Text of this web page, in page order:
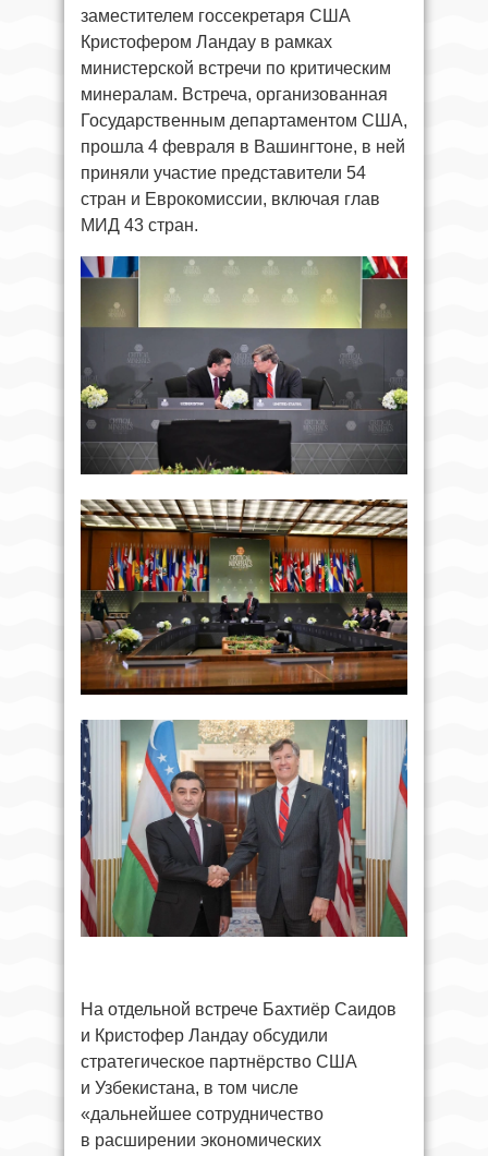
заместителем госсекретаря США
Кристофером Ландау в рамках
министерской встречи по критическим
минералам. Встреча, организованная
Государственным департаментом США,
прошла 4 февраля в Вашингтоне, в ней
приняли участие представители 54
стран и Еврокомиссии, включая глав
МИД 43 стран.
На отдельной встрече Бахтиёр Саидов
и Кристофер Ландау обсудили
стратегическое партнёрство США
и Узбекистана, в том числе
«дальнейшее сотрудничество
в расширении экономических